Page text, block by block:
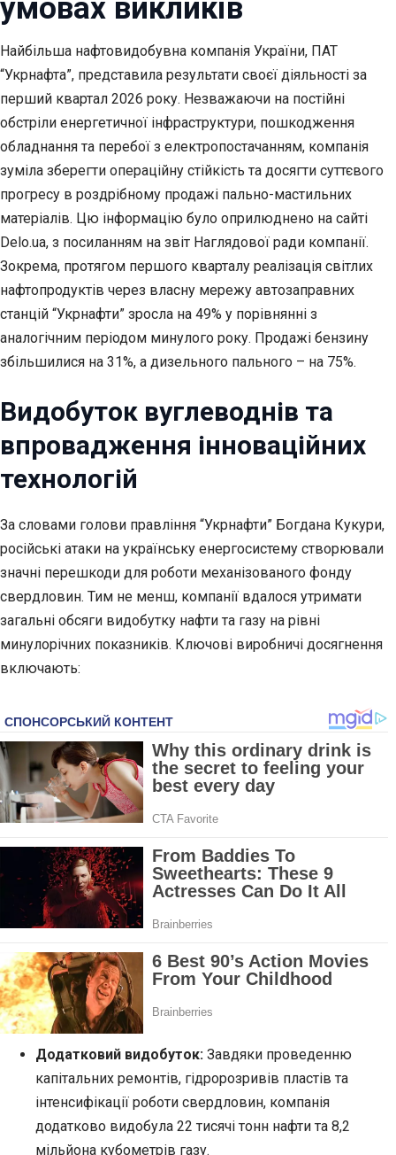
умовах викликів
Найбільша нафтовидобувна компанія України, ПАТ
“Укрнафта”, представила результати своєї діяльності за
перший квартал 2026 року. Незважаючи на постійні
обстріли енергетичної інфраструктури, пошкодження
обладнання та перебої з електропостачанням, компанія
зуміла зберегти операційну стійкість та досягти суттєвого
прогресу в роздрібному продажі пально-мастильних
матеріалів. Цю інформацію було оприлюднено на сайті
Delo.ua, з посиланням на звіт Наглядової ради компанії.
Зокрема, протягом першого кварталу реалізація світлих
нафтопродуктів через власну мережу автозаправних
станцій “Укрнафти” зросла на 49% у порівнянні з
аналогічним періодом минулого року. Продажі бензину
збільшилися на 31%, а дизельного пального – на 75%.
Видобуток вуглеводнів та
впровадження інноваційних
технологій
За словами голови правління “Укрнафти” Богдана Кукури,
російські атаки на українську енергосистему створювали
значні перешкоди для роботи механізованого фонду
свердловин. Тим не менш, компанії вдалося утримати
загальні обсяги видобутку нафти та газу на рівні
минулорічних показників. Ключові виробничі досягнення
включають:
Додатковий видобуток: Завдяки проведенню
капітальних ремонтів, гідророзривів пластів та
інтенсифікації роботи свердловин, компанія
додатково видобула 22 тисячі тонн нафти та 8,2
мільйона кубометрів газу.